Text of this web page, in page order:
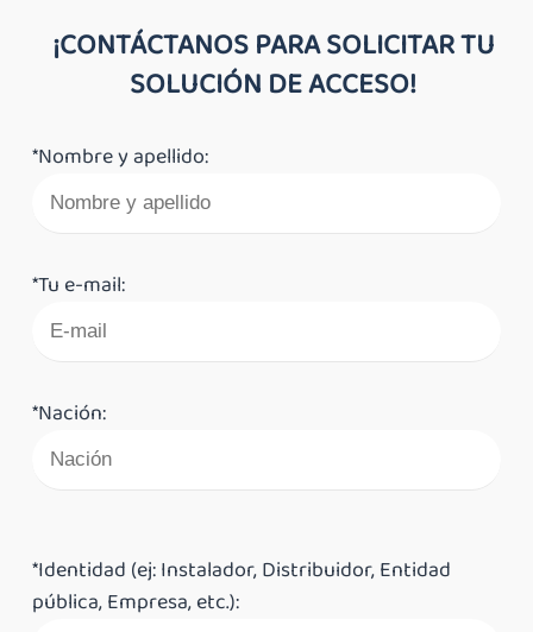
¡CONTÁCTANOS PARA SOLICITAR TU
SOLUCIÓN DE ACCESO!
*Nombre y apellido:
*Tu e-mail:
*Nación:
*Identidad (ej: Instalador, Distribuidor, Entidad
pública, Empresa, etc.):